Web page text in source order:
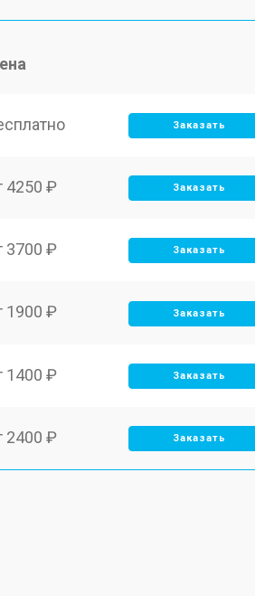
Заказать
4250 ₽ Заказать
3700 ₽ Заказать
1900 ₽ Заказать
1400 ₽ Заказать
2400 ₽ Заказать